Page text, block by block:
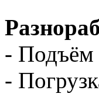
- Подъём
-